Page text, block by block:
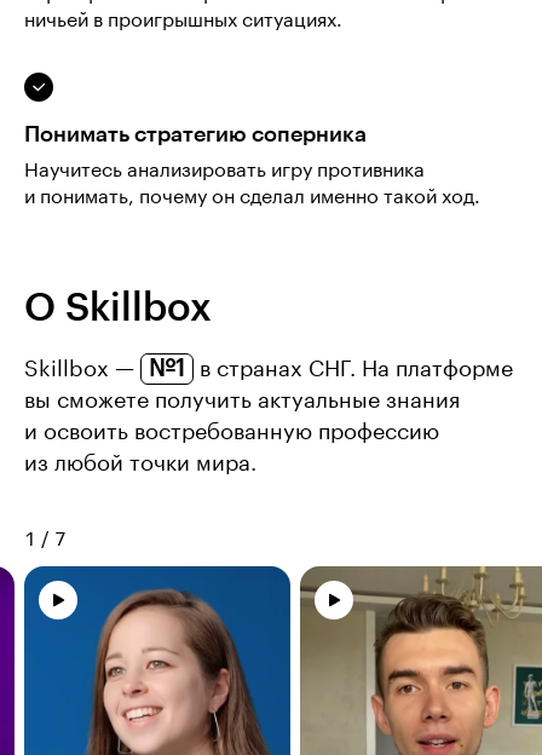
ничьей в проигрышных ситуациях.
Понимать стратегию соперника
Научитесь анализировать игру противника
и понимать, почему он сделал именно такой ход.
О Skillbox
Skillbox — №1
в странах СНГ. На платформе
вы сможете получить актуальные знания
и освоить востребованную профессию
из любой точки мира.
1 / 7